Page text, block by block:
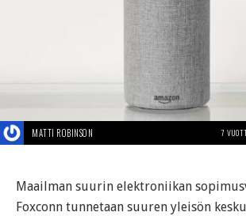
MATTI ROBINSON 7
Maailman suurin elektroniikan
Foxconn tunnetaan suuren yleisön